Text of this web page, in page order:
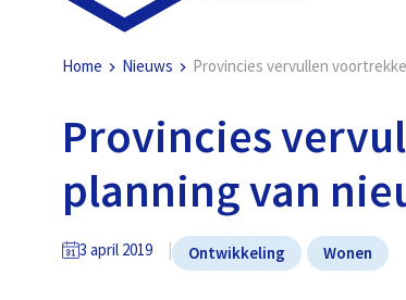
Home Nieuws Provincies vervullen
Provincies
planning van
3 april 2019 Ontwikkeling Wonen